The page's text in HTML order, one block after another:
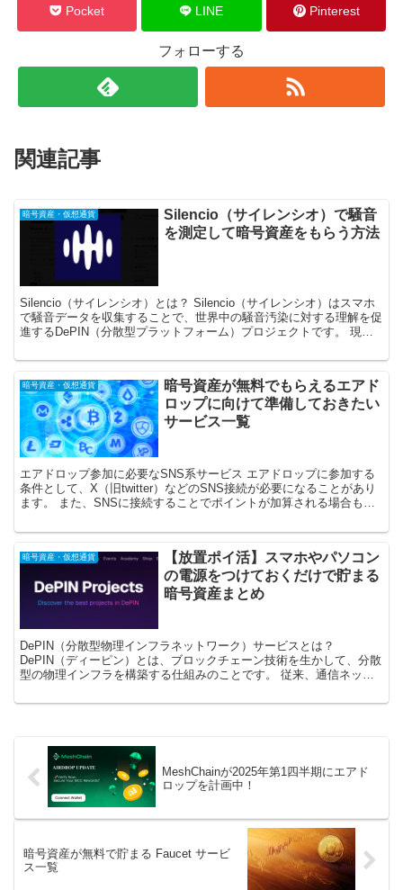
Pocket LINE Pinterest
フォローする
関連記事
暗号資産・仮想通貨
Silencio（サイレンシオ）で騒音
を測定して暗号資産をもらう方法
Silencio（サイレンシオ）とは？ Silencio（サイレンシオ）はスマホ
で騒音データを収集することで、世界中の騒音汚染に対する理解を促
進するDePIN（分散型プラットフォーム）プロジェクトです。 現
暗号資産・仮想通貨
暗号資産が無料でもらえるエアド
ロップに向けて準備しておきたい
サービス一覧
エアドロップ参加に必要なSNS系サービス エアドロップに参加する
条件として、X（旧twitter）などのSNS接続が必要になることがあり
ます。 また、SNSに接続することでポイントが加算される場合もあ
暗号資産・仮想通貨
【放置ポイ活】スマホやパソコン
の電源をつけておくだけで貯まる
暗号資産まとめ
DePIN（分散型物理インフラネットワーク）サービスとは？
DePIN（ディーピン）とは、ブロックチェーン技術を生かして、分散
型の物理インフラを構築する仕組みのことです。 従来、通信ネット
MeshChainが2025年第1四半期にエアド
ロップを計画中！
暗号資産が無料で貯まる Faucet サービ
ス一覧